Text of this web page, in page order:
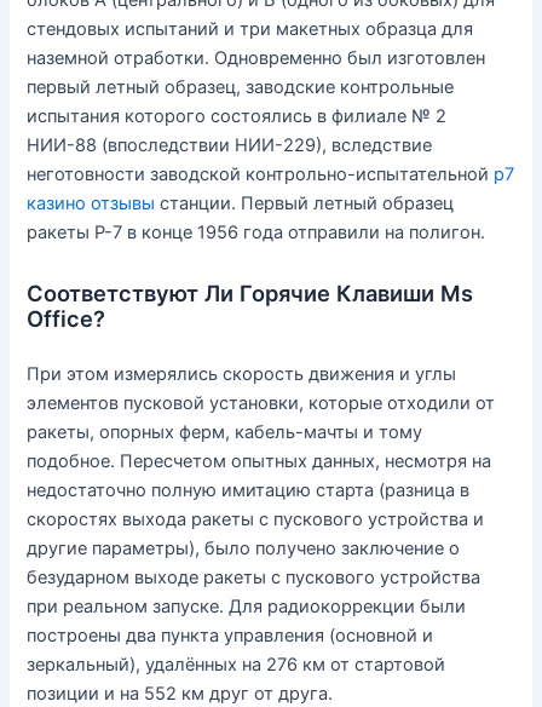
стендовых испытаний и три макетных образца для
наземной отработки. Одновременно был изготовлен
первый летный образец, заводские контрольные
испытания которого состоялись в филиале № 2
НИИ-88 (впоследствии НИИ-229), вследствие
неготовности заводской контрольно-испытательной р7
казино отзывы станции. Первый летный образец
ракеты Р-7 в конце 1956 года отправили на полигон.
Соответствуют Ли Горячие Клавиши Ms
Office?
При этом измерялись скорость движения и углы
элементов пусковой установки, которые отходили от
ракеты, опорных ферм, кабель-мачты и тому
подобное. Пересчетом опытных данных, несмотря на
недостаточно полную имитацию старта (разница в
скоростях выхода ракеты с пускового устройства и
другие параметры), было получено заключение о
безударном выходе ракеты с пускового устройства
при реальном запуске. Для радиокоррекции были
построены два пункта управления (основной и
зеркальный), удалённых на 276 км от стартовой
позиции и на 552 км друг от друга.